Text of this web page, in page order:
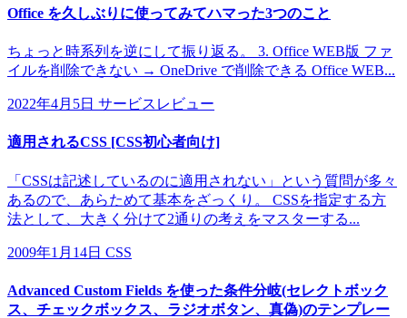
Office を久しぶりに使ってみてハマった3つのこと
ちょっと時系列を逆にして振り返る。 3. Office WEB版 ファ
イルを削除できない → OneDrive で削除できる Office WEB...
2022年4月5日 サービスレビュー
適用されるCSS [CSS初心者向け]
「CSSは記述しているのに適用されない」という質問が多々
あるので、あらためて基本をざっくり。 CSSを指定する方
法として、大きく分けて2通りの考えをマスターする...
2009年1月14日 CSS
Advanced Custom Fields を使った条件分岐(セレクトボック
ス、チェックボックス、ラジオボタン、真偽)のテンプレー